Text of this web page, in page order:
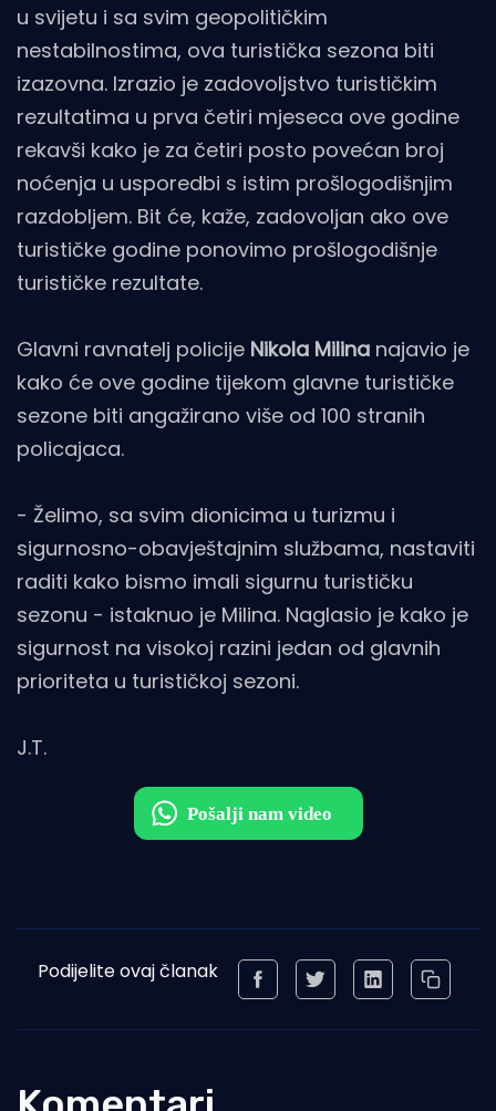
u svijetu i sa svim geopolitičkim
nestabilnostima, ova turistička sezona biti
izazovna. Izrazio je zadovoljstvo turističkim
rezultatima u prva četiri mjeseca ove godine
rekavši kako je za četiri posto povećan broj
noćenja u usporedbi s istim prošlogodišnjim
razdobljem. Bit će, kaže, zadovoljan ako ove
turističke godine ponovimo prošlogodišnje
turističke rezultate.
Glavni ravnatelj policije Nikola Milina najavio je
kako će ove godine tijekom glavne turističke
sezone biti angažirano više od 100 stranih
policajaca.
- Želimo, sa svim dionicima u turizmu i
sigurnosno-obavještajnim službama, nastaviti
raditi kako bismo imali sigurnu turističku
sezonu - istaknuo je Milina. Naglasio je kako je
sigurnost na visokoj razini jedan od glavnih
prioriteta u turističkoj sezoni.
J.T.
Podijelite ovaj članak